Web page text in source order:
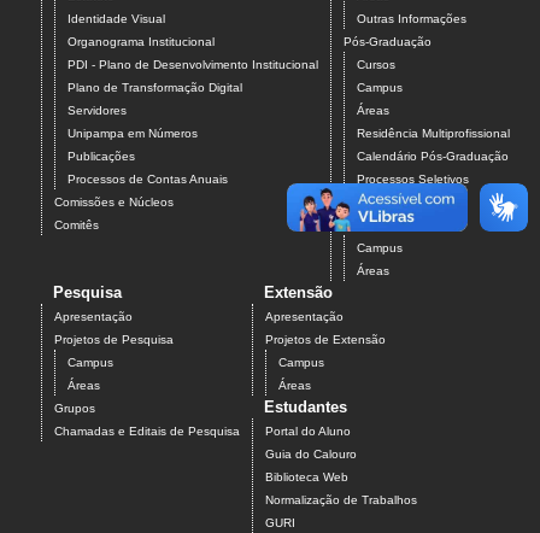
Identidade Visual
Organograma Institucional
PDI - Plano de Desenvolvimento Institucional
Plano de Transformação Digital
Servidores
Unipampa em Números
Publicações
Processos de Contas Anuais
Comissões e Núcleos
Comitês
Outras Informações
Pós-Graduação
Cursos
Campus
Áreas
Residência Multiprofissional
Calendário Pós-Graduação
Processos Seletivos
Pós-Graduação
Projetos
Campus
Áreas
Pesquisa
Apresentação
Projetos de Pesquisa
Campus
Áreas
Grupos
Chamadas e Editais de Pesquisa
Extensão
Apresentação
Projetos de Extensão
Campus
Áreas
Estudantes
Portal do Aluno
Guia do Calouro
Biblioteca Web
Normalização de Trabalhos
GURI